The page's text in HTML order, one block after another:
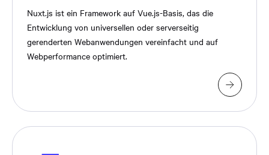
Nuxt.js ist ein Framework auf Vue.js-Basis, das die
Entwicklung von universellen oder serverseitig
gerenderten Webanwendungen vereinfacht und auf
Webperformance optimiert.